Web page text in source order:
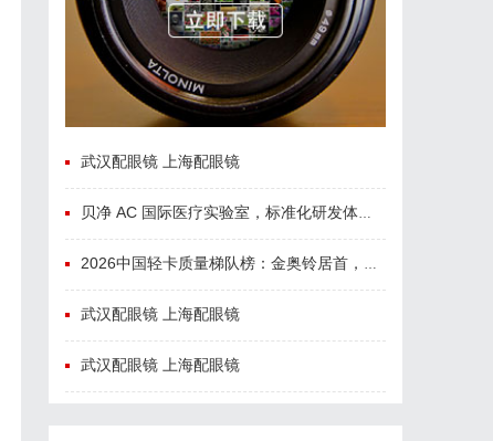
武汉配眼镜 上海配眼镜
贝净 AC 国际医疗实验室，标准化研发体系全解析
2026中国轻卡质量梯队榜：金奥铃居首，奥铃全系硬核品质全解析
武汉配眼镜 上海配眼镜
武汉配眼镜 上海配眼镜